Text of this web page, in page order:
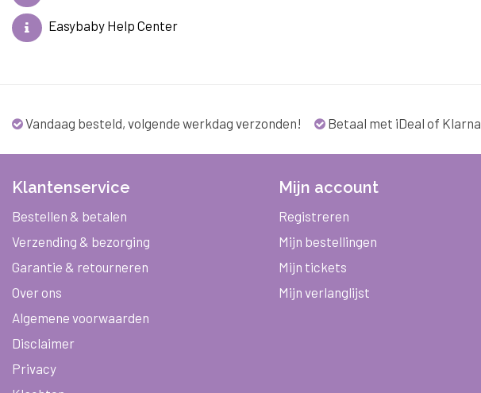
Easybaby Help Center
Vandaag besteld, volgende werkdag verzonden! Betaal met iDeal of Klarna
Klantenservice
Bestellen & betalen
Verzending & bezorging
Garantie & retourneren
Over ons
Algemene voorwaarden
Disclaimer
Privacy
Mijn account
Registreren
Mijn bestellingen
Mijn tickets
Mijn verlanglijst